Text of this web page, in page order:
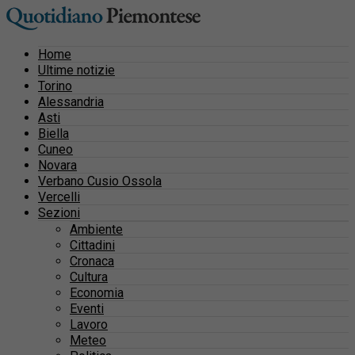
Home
Ultime notizie
Torino
Alessandria
Asti
Biella
Cuneo
Novara
Verbano Cusio Ossola
Vercelli
Sezioni
Ambiente
Cittadini
Cronaca
Cultura
Economia
Eventi
Lavoro
Meteo